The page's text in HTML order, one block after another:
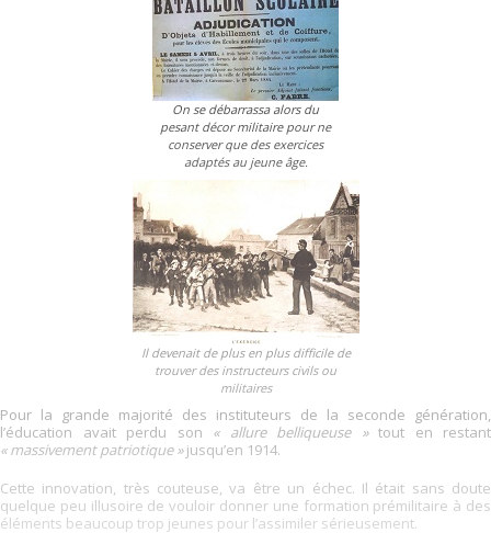
On se débarrassa alors du
pesant décor militaire pour ne
conserver que des exercices
adaptés au jeune âge.
Il devenait de plus en plus difficile de
trouver des instructeurs civils ou
militaires
Pour la grande majorité des instituteurs de la seconde génération,
l’éducation avait perdu son « allure belliqueuse »tout en restant
« massivement patriotique »jusqu’en 1914.
Cette innovation, très couteuse, va être un échec. Il était sans doute
quelque peu illusoire de vouloir donner une formation prémilitaire à des
éléments beaucoup trop jeunes pour l’assimiler sérieusement.